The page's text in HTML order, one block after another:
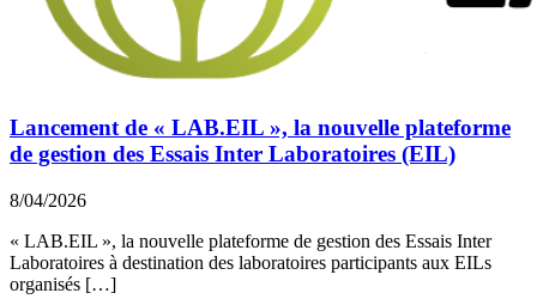
Lancement de « LAB.EIL », la nouvelle plateforme
de gestion des Essais Inter Laboratoires (EIL)
8/04/2026
« LAB.EIL », la nouvelle plateforme de gestion des Essais Inter
Laboratoires à destination des laboratoires participants aux EILs
organisés […]